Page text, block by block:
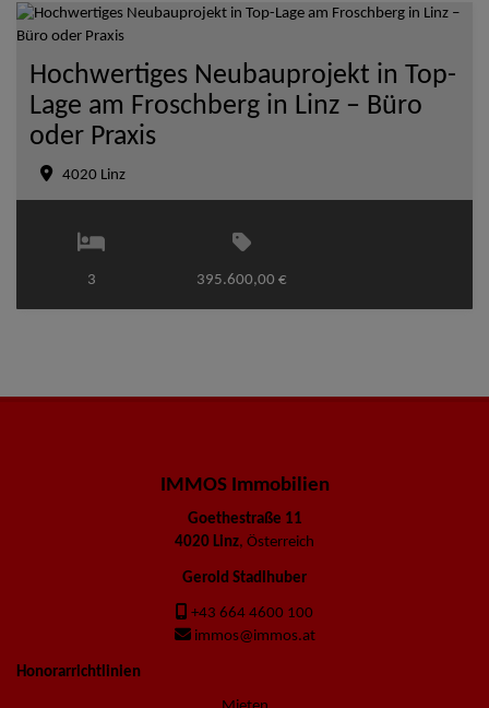
Hochwertiges Neubauprojekt in Top-
Lage am Froschberg in Linz – Büro
oder Praxis
4020 Linz
3 395.600,00 €
IMMOS Immobilien
Goethestraße 11
4020 Linz, Österreich
Gerold Stadlhuber
+43 664 4600 100
immos@immos.at
Honorarrichtlinien